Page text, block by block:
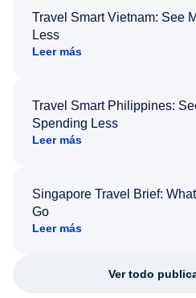
Travel Smart Vietnam: See
Less
Leer más
Travel Smart Philippines:
Spending Less
Leer más
Singapore Travel Brief:
Go
Leer más
Ver todo